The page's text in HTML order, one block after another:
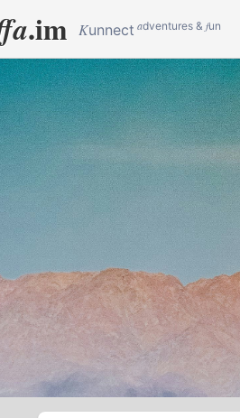
.im Kunnect adventures & fun